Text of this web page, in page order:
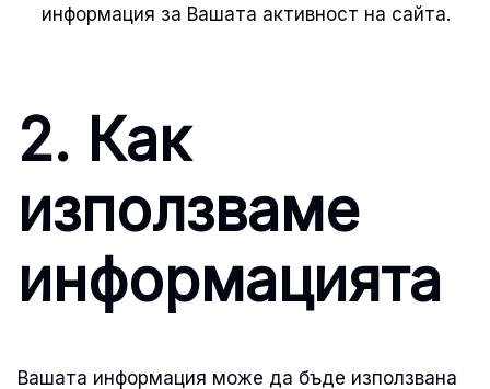
информация за Вашата активност на сайта.
2. Как
използваме
информацията
Вашата информация може да бъде използвана